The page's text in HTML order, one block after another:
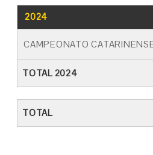
2024
CAMPEONATO
TOTAL 2024
TOTAL